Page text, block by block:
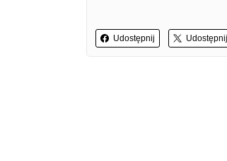
Udostępnij Udostępnij